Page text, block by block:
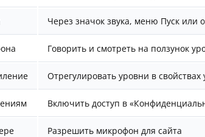
Через значок звука, меню Пуск или
Говорить и смотреть на ползунок
Отрегулировать уровни в свойствах
Включить доступ в
Разрешить микрофон для сайта